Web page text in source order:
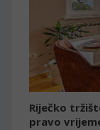
Riječko
pravo